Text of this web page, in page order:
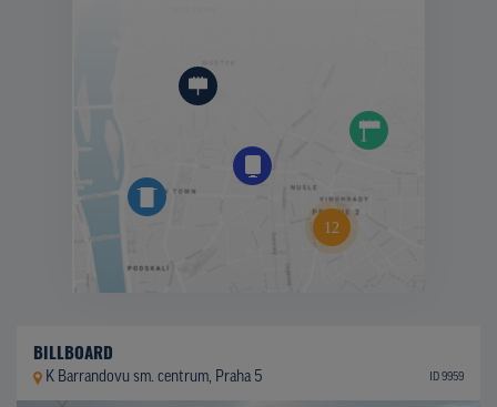
BILLBOARD
K Barrandovu sm. centrum, Praha 5 ID 9959